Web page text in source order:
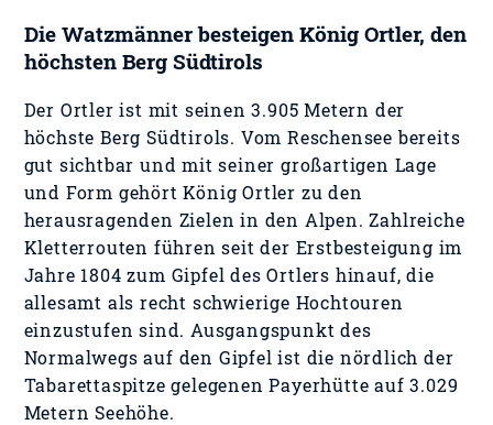
Die Watzmänner besteigen König Ortler, den
höchsten Berg Südtirols
Der Ortler ist mit seinen 3.905 Metern der
höchste Berg Südtirols. Vom Reschensee bereits
gut sichtbar und mit seiner großartigen Lage
und Form gehört König Ortler zu den
herausragenden Zielen in den Alpen. Zahlreiche
Kletterrouten führen seit der Erstbesteigung im
Jahre 1804 zum Gipfel des Ortlers hinauf, die
allesamt als recht schwierige Hochtouren
einzustufen sind. Ausgangspunkt des
Normalwegs auf den Gipfel ist die nördlich der
Tabarettaspitze gelegenen Payerhütte auf 3.029
Metern Seehöhe.